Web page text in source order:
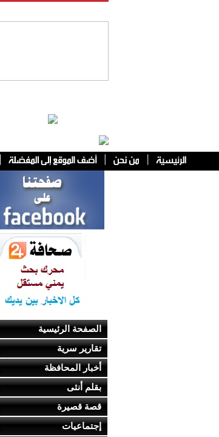
الصفحة الرئيسية
تقارير سرية
أخبار المحافظة
بقلم أنثى
قصة قصيرة
إجتماعيات